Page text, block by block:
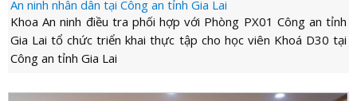
LƯỢNG
VIỆN
ẢNH
THƯ
VIỆN
VIDEO
LIÊN
An ninh nhân dân tại Công an tỉnh Gia Lai
Khoa An ninh điều tra phối hợp với Phòng PX01 Công an tỉnh
Gia Lai tổ chức triển khai thực tập cho học viên Khoá D30 tại
Công an tỉnh Gia Lai